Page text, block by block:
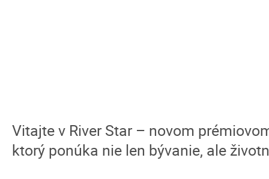
Vitajte v River Star – novom
ktorý ponúka nie len bývanie, ale